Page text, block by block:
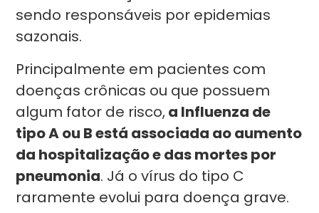
sendo responsáveis por epidemias
sazonais.
Principalmente em pacientes com
doenças crônicas ou que possuem
algum fator de risco,a Influenza de
tipo A ou B está associada ao aumento
da hospitalização e das mortes por
pneumonia. Já o vírus do tipo C
raramente evolui para doença grave.